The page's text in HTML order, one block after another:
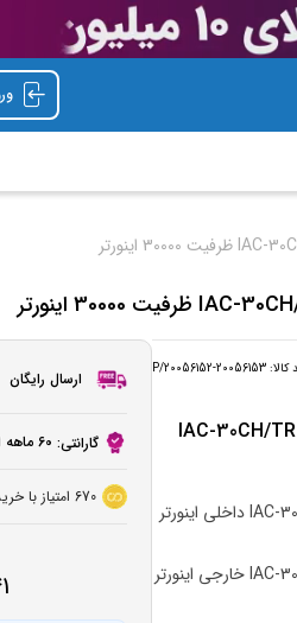
کالا: P/20056152-20056153
کولر گازی کازوکی مدل IAC-30CH/TR
کولر گازی کازوکی مدل IAC-30CH/TR T3 داخلی اینورتر
کولر گازی کازوکی مدل IAC-30CH/TR T3 خارجی اینورتر
ارسال رایگان
گارانتی: 60 ماهه ایران رادیاتور
670 امتیاز با